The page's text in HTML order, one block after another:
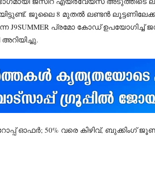
ജൂലൈ 8 മുതൽ ലണ്ടൻ
J9SUMMER പ്രമോ കോഡ്
ഓഫർ; 50% വരെ കിഴിവ്, ബുക്കിംഗ്